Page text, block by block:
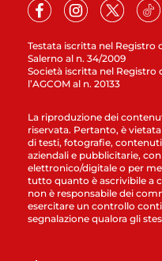
Testata iscritta nel Registro
Salerno al n. 34/2009
Società iscritta nel Registro
l’AGCOM al n. 20133
La riproduzione dei
riservata. Pertanto, è
di testi, fotografie,
aziendali e pubblicitarie,
elettronico/digitale o per
tutto quanto è ascrivibile a
non è responsabile dei
esercitare un controllo
segnalazione qualora gli